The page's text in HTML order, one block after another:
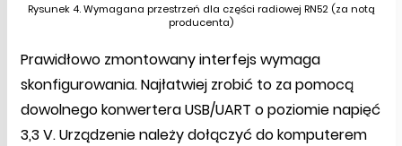
Rysunek 4. Wymagana przestrzeń dla części radiowej RN52 (za notą
producenta)
Prawidłowo zmontowany interfejs wymaga
skonfigurowania. Najłatwiej zrobić to za pomocą
dowolnego konwertera USB/UART o poziomie napięć
3,3 V. Urządzenie należy dołączyć do komputerem